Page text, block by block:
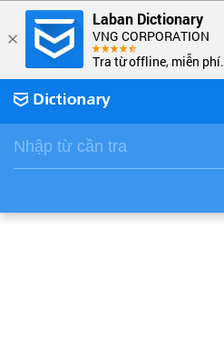
Laban Dictionary
VNG CORPORATION
Tra từ offline, miễn phí.